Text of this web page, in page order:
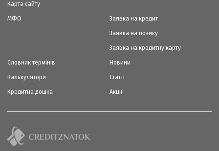
Карта сайту
МФО Заявка на кредит
Заявка на позику
Заявка на кредитну карту
Словник термінів
Калькулятори
Кредитна дошка
Новини
Статті
Акції